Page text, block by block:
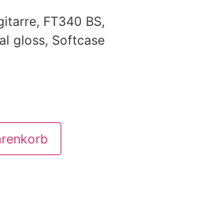
FT340 BS,
gloss, Softcase